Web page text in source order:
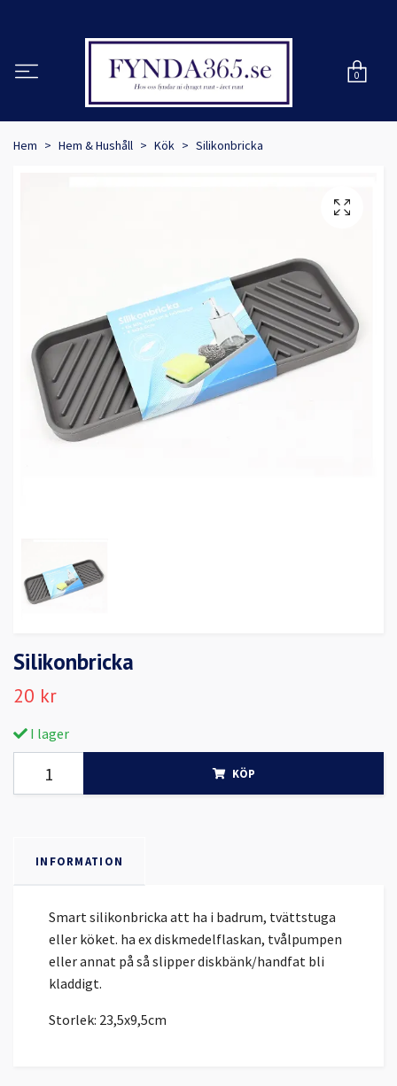
0
Hem Hem & Hushåll Kök Silikonbricka
Silikonbricka
20 kr
I lager
KÖP
INFORMATION
Smart silikonbricka att ha i badrum, tvättstuga
eller köket. ha ex diskmedelflaskan, tvålpumpen
eller annat på så slipper diskbänk/handfat bli
kladdigt.
Storlek: 23,5x9,5cm